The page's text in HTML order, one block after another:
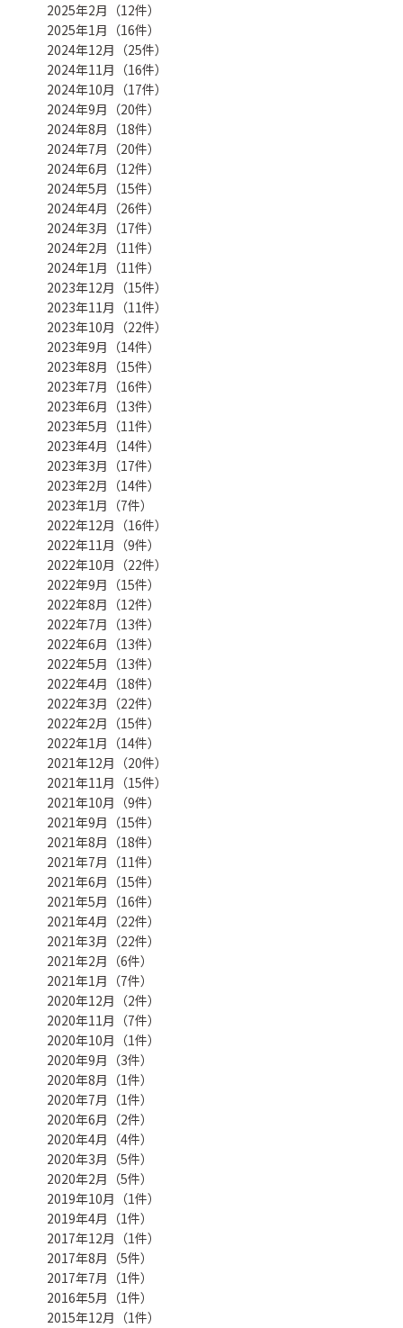
2025年2月（12件）
2025年1月（16件）
2024年12月（25件）
2024年11月（16件）
2024年10月（17件）
2024年9月（20件）
2024年8月（18件）
2024年7月（20件）
2024年6月（12件）
2024年5月（15件）
2024年4月（26件）
2024年3月（17件）
2024年2月（11件）
2024年1月（11件）
2023年12月（15件）
2023年11月（11件）
2023年10月（22件）
2023年9月（14件）
2023年8月（15件）
2023年7月（16件）
2023年6月（13件）
2023年5月（11件）
2023年4月（14件）
2023年3月（17件）
2023年2月（14件）
2023年1月（7件）
2022年12月（16件）
2022年11月（9件）
2022年10月（22件）
2022年9月（15件）
2022年8月（12件）
2022年7月（13件）
2022年6月（13件）
2022年5月（13件）
2022年4月（18件）
2022年3月（22件）
2022年2月（15件）
2022年1月（14件）
2021年12月（20件）
2021年11月（15件）
2021年10月（9件）
2021年9月（15件）
2021年8月（18件）
2021年7月（11件）
2021年6月（15件）
2021年5月（16件）
2021年4月（22件）
2021年3月（22件）
2021年2月（6件）
2021年1月（7件）
2020年12月（2件）
2020年11月（7件）
2020年10月（1件）
2020年9月（3件）
2020年8月（1件）
2020年7月（1件）
2020年6月（2件）
2020年4月（4件）
2020年3月（5件）
2020年2月（5件）
2019年10月（1件）
2019年4月（1件）
2017年12月（1件）
2017年8月（5件）
2017年7月（1件）
2016年5月（1件）
2015年12月（1件）